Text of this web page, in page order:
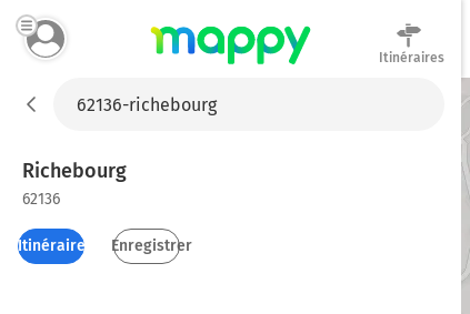
Itinéraires
Richebourg
62136
Itinéraires Enregistrer